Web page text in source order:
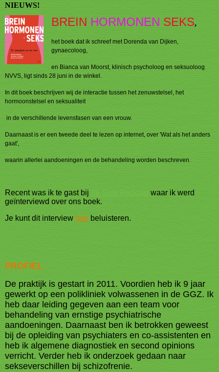
NIEUWS!
BREIN HORMONEN SEKS,
het boek dat ik schreef met Dorenda van Dijken,
gynaecoloog,
en Bianca van Moorst, klinisch psycholoog en seksuoloog
NVVS, ligt sinds 28 juni in de winkel.
In dit boek beschrijven wij de interactie tussen het zenuwstelsel, het
hormoonstelsel en seksualiteit
in de verschillende levensfasen van een vrouw.
Daarnaast is er een tweede deel te lezen op internet, over 'Wat als het anders
gaat',
waarin allerlei aandoeningen en de behandeling worden beschreven.
Recent was ik te gast bij
waar ik werd
geïnterviewd over ons boek.
Je kunt dit interview hier beluisteren.
PROFIEL
De praktijk is gestart in 2011. Voordien heb ik 9 jaar
gewerkt op een polikliniek volwassenen in de GGZ. Ik
heb daar leiding gegeven aan een team voor
behandeling van ernstige psychiatrische
aandoeningen. Daarnaast ben ik betrokken geweest
bij de opleiding van psychiaters en co-assistenten en
heb ik algemene diagnostiek en second opinions
verricht. Verder heb ik onderzoek gedaan naar
sekseverschillen bij schizofrenie.